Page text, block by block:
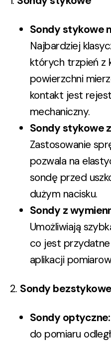
Sondy stykowe
Najbardziej
których trzpień z
powierzchni
kontakt jest
mechaniczny.
Sondy stykowe
Zastosowanie
pozwala na
sondę przed
dużym nacisku.
Sondy z
Umożliwiają
co jest
aplikacji
2. Sondy bezstykowe
Sondy optyczne:
do pomiaru